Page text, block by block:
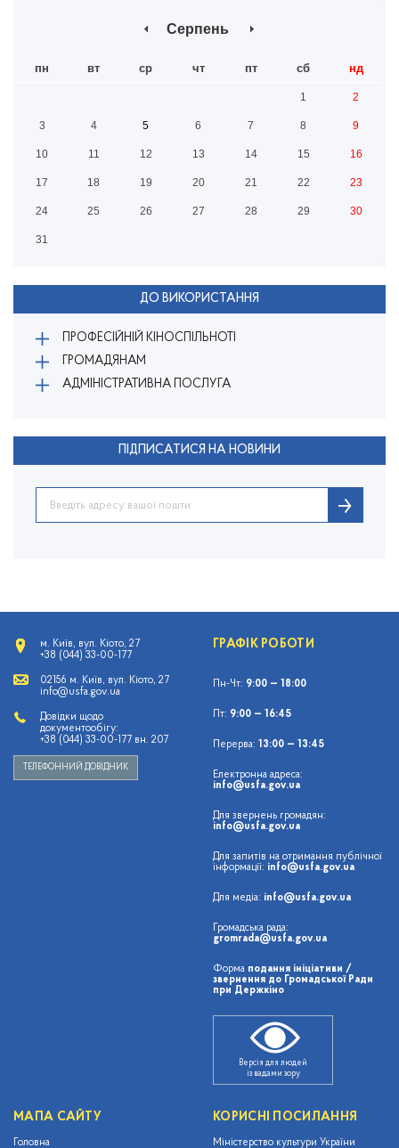
Серпень
пн вт ср чт пт сб нд
1 2
3 4 5 6 7 8 9
10 11 12 13 14 15 16
17 18 19 20 21 22 23
24 25 26 27 28 29 30
31
ДО ВИКОРИСТАННЯ
ПРОФЕСІЙНІЙ КІНОСПІЛЬНОТІ
ГРОМАДЯНАМ
АДМІНІСТРАТИВНА ПОСЛУГА
ПІДПИСАТИСЯ НА НОВИНИ
м. Київ, вул. Кіото, 27
+38 (044) 33-00-177
02156 м. Київ, вул. Кіото, 27
info@usfa.gov.ua
Довідки щодо
документообігу:
+38 (044) 33-00-177 вн. 207
ТЕЛЕФОННИЙ ДОВІДНИК
ГРАФІК РОБОТИ
Пн-Чт: 9:00 — 18:00
Пт: 9:00 — 16:45
Перерва: 13:00 — 13:45
Електронна адреса:
info@usfa.gov.ua
Для звернень громадян:
info@usfa.gov.ua
Для запитів на отримання публічної
інформації: info@usfa.gov.ua
Для медіа: info@usfa.gov.ua
Громадська рада:
gromrada@usfa.gov.ua
Форма подання ініціативи /
звернення до Громадської Ради
при Держкіно
Версія для людей
із вадами зору
МАПА САЙТУ
Головна
КОРИСНІ ПОСИЛАННЯ
Міністерство культури України